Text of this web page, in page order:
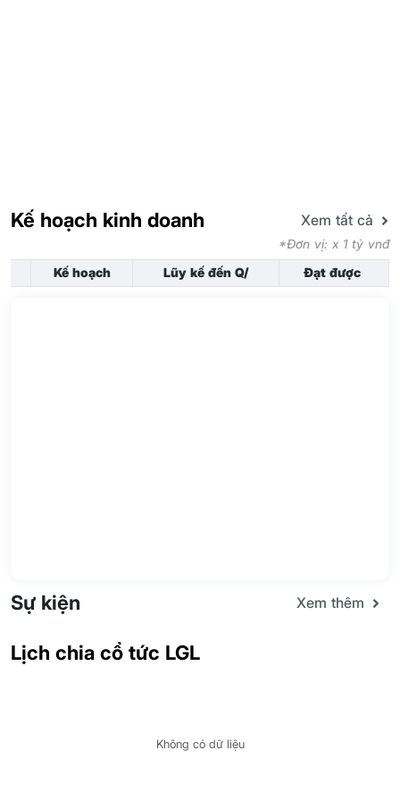
Kế hoạch kinh doanh Xem tất cả
*Đơn vị: x 1 tỷ vnđ
Kế hoạch
Lũy kế đến Q/ Đạt được
Sự kiện Xem thêm
Lịch chia cổ tức LGL
Không có dữ liệu